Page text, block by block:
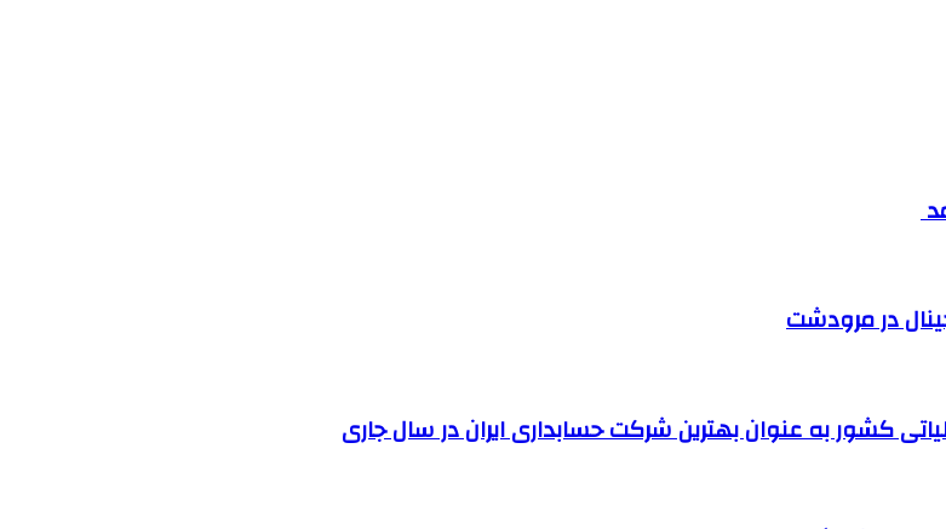
در مرودشت
کشور به عنوان بهترین شرکت حسابداری ایران در سال جاری